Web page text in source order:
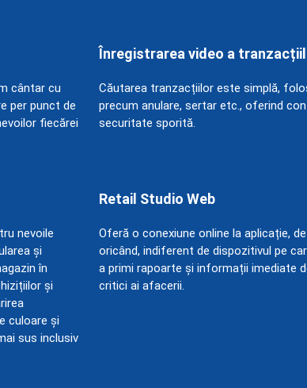
cântar cu
per punct de
fiecărei
Înregistrarea video a
Căutarea tranzacțiilor este simplă,
precum anulare, sertar etc., oferind
securitate sporită.
nevoile
și
în
și
culoare și
sus inclusiv
Retail Studio Web
Oferă o conexiune online la aplicație,
oricând, indiferent de dispozitivul pe
a primi rapoarte și informații imediate
critici ai afacerii.